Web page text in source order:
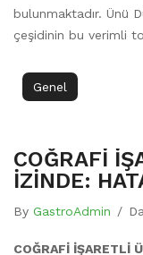
bulunmaktadır. Ünü
çeşidinin bu verimli
Genel
COĞRAFİ
İZİNDE:
By GastroAdmin /
COĞRAFİ İŞARETLİ